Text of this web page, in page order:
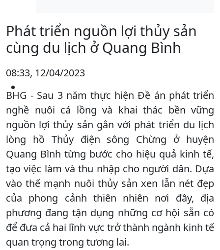
Phát triển nguồn lợi thủy sản
cùng du lịch ở Quang Bình
08:33, 12/04/2023
BHG - Sau 3 năm thực hiện Đề án phát triển
nghề nuôi cá lồng và khai thác bền vững
nguồn lợi thủy sản gắn với phát triển du lịch
lòng hồ Thủy điện sông Chừng ở huyện
Quang Bình từng bước cho hiệu quả kinh tế,
tạo việc làm và thu nhập cho người dân. Dựa
vào thế mạnh nuôi thủy sản xen lẫn nét đẹp
của phong cảnh thiên nhiên nơi đây, địa
phương đang tận dụng những cơ hội sẵn có
để đưa cả hai lĩnh vực trở thành ngành kinh tế
quan trọng trong tương lai.